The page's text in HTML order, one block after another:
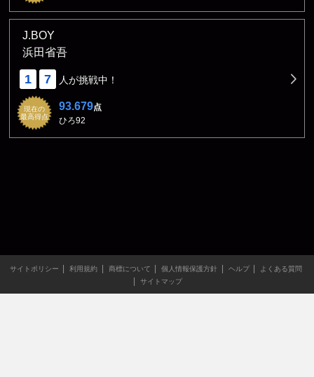
J.BOY
浜田省吾
1 7 人が挑戦中！
現在の
最高得点
93.679点
ひろ92
サイトポリシー 利用規約 商標について 個人情報保護方針 ヘルプ
よくある質問
サイトマップ